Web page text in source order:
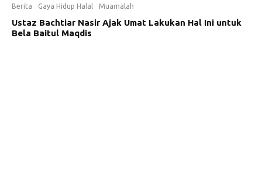
Berita Gaya Hidup Halal Muamalah
Ustaz Bachtiar Nasir Ajak Umat Lakukan Hal Ini untuk
Bela Baitul Maqdis